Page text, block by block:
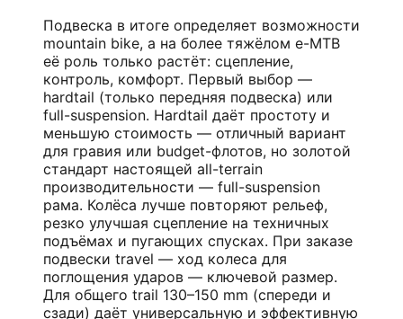
Подвеска в итоге определяет возможности
mountain bike, а на более тяжёлом e-MTB
её роль только растёт: сцепление,
контроль, комфорт. Первый выбор —
hardtail (только передняя подвеска) или
full-suspension. Hardtail даёт простоту и
меньшую стоимость — отличный вариант
для гравия или budget-флотов, но золотой
стандарт настоящей all-terrain
производительности — full-suspension
рама. Колёса лучше повторяют рельеф,
резко улучшая сцепление на техничных
подъёмах и пугающих спусках. При заказе
подвески travel — ход колеса для
поглощения ударов — ключевой размер.
Для общего trail 130–150 mm (спереди и
сзади) даёт универсальную и эффективную